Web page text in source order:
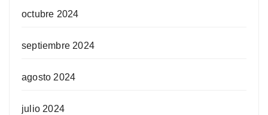
octubre 2024
septiembre 2024
agosto 2024
julio 2024